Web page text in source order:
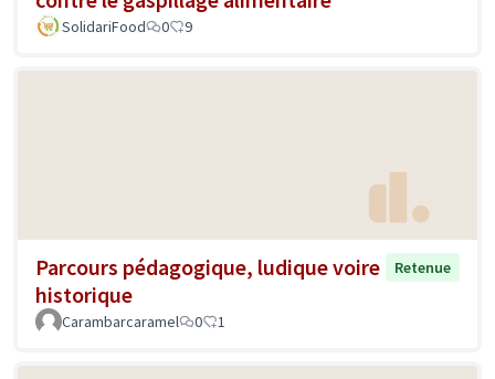
SolidariFood 0 9
Parcours pédagogique, ludique voire
historique
Retenue
Carambarcaramel 0 1